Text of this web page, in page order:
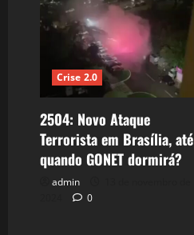
Crise 2.0
2504: Novo Ataque
Terrorista em Brasília, até
quando GONET dormirá?
admin
0